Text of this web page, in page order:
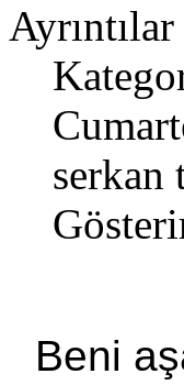
Ayrıntılar
serkan
Beni